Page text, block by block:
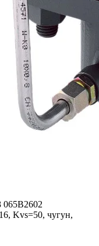
Kvs=50, чугун,